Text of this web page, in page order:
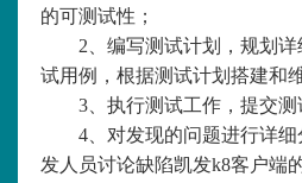
的可测试性；
2、编写测试计划，规划
试用例，根据测试计划搭建和
3、执行测试工作，提交测
4、对发现的问题进行详
发人员讨论缺陷凯发k8客户端